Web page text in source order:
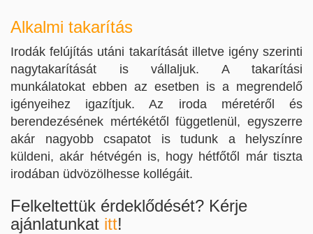
Alkalmi takarítás
Irodák felújítás utáni takarítását illetve igény szerinti
nagytakarítását is vállaljuk. A takarítási
munkálatokat ebben az esetben is a megrendelő
igényeihez igazítjuk. Az iroda méretéről és
berendezésének mértékétől függetlenül, egyszerre
akár nagyobb csapatot is tudunk a helyszínre
küldeni, akár hétvégén is, hogy hétfőtől már tiszta
irodában üdvözölhesse kollégáit.
Felkeltettük érdeklődését? Kérje
ajánlatunkat itt!